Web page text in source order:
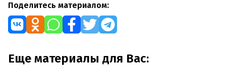
Поделитесь материалом:
Еще материалы для Вас: